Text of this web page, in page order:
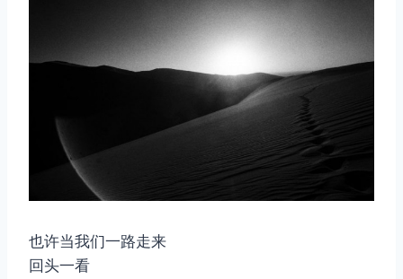
也许当我们一路走来
回头一看